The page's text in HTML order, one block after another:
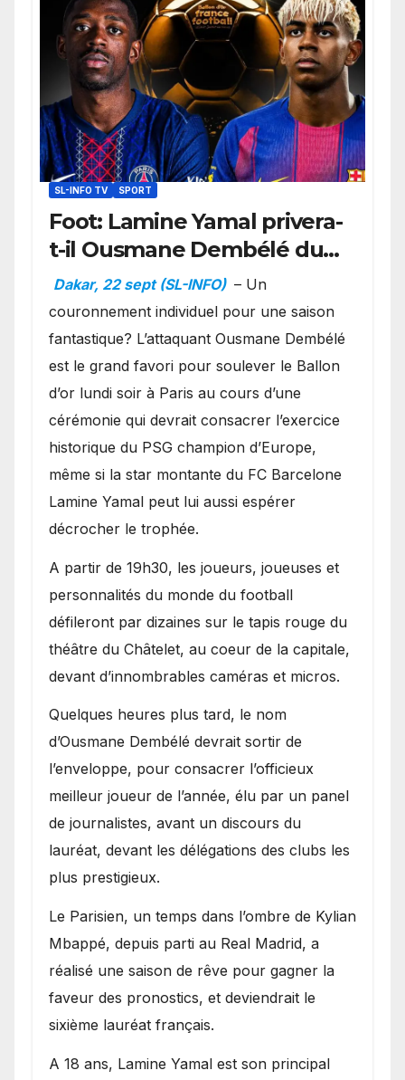
SL-INFO TV SPORT
Foot: Lamine Yamal privera-
t-il Ousmane Dembélé du
Ballon d’or ?
Dakar, 22 sept (SL-INFO) – Un
couronnement individuel pour une saison
fantastique? L’attaquant Ousmane Dembélé
est le grand favori pour soulever le Ballon
d’or lundi soir à Paris au cours d’une
cérémonie qui devrait consacrer l’exercice
historique du PSG champion d’Europe,
même si la star montante du FC Barcelone
Lamine Yamal peut lui aussi espérer
décrocher le trophée.
A partir de 19h30, les joueurs, joueuses et
personnalités du monde du football
défileront par dizaines sur le tapis rouge du
théâtre du Châtelet, au coeur de la capitale,
devant d’innombrables caméras et micros.
Quelques heures plus tard, le nom
d’Ousmane Dembélé devrait sortir de
l’enveloppe, pour consacrer l’officieux
meilleur joueur de l’année, élu par un panel
de journalistes, avant un discours du
lauréat, devant les délégations des clubs les
plus prestigieux.
Le Parisien, un temps dans l’ombre de Kylian
Mbappé, depuis parti au Real Madrid, a
réalisé une saison de rêve pour gagner la
faveur des pronostics, et deviendrait le
sixième lauréat français.
A 18 ans, Lamine Yamal est son principal